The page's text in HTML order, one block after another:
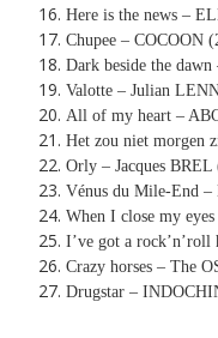
Here is the news –
Chupee – COCOON
Dark beside the
Valotte – Julian
All of my heart –
Het zou niet morgen
Orly – Jacques BREL
Vénus du Mile-End
When I close my
I’ve got a
Crazy horses – The
Drugstar –